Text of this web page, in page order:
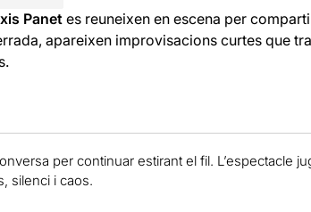
Panetes reuneixen en escena per
apareixen improvisacions curtes que
per continuar estirant el fil. L’espectacle
silenci i caos.